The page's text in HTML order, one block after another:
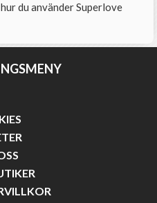
du använder Superlove